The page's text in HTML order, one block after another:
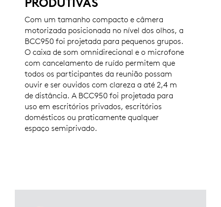
Com um tamanho compacto e câmera
motorizada posicionada no nível dos olhos, a
BCC950 foi projetada para pequenos grupos.
O caixa de som omnidirecional e o microfone
com cancelamento de ruído permitem que
todos os participantes da reunião possam
ouvir e ser ouvidos com clareza a até 2,4 m
de distância. A BCC950 foi projetada para
uso em escritórios privados, escritórios
domésticos ou praticamente qualquer
espaço semiprivado.